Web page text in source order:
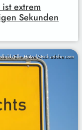
extrem
Sekunden
Elke Hötzel/stock.adobe.com